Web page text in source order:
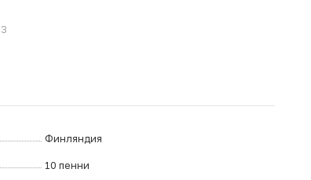
Финляндия
10 пенни